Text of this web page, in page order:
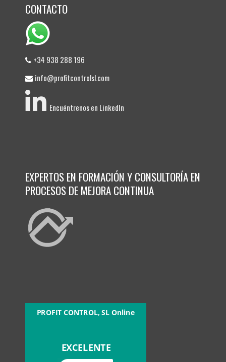
CONTACTO
+34 938 288 196
info@profitcontrolsl.com
Encuéntrenos en LinkedIn
EXPERTOS EN FORMACIÓN Y CONSULTORÍA EN
PROCESOS DE MEJORA CONTINUA